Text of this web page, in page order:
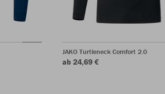
JAKO Turtleneck Comfort 2.0
ab 24,69 €